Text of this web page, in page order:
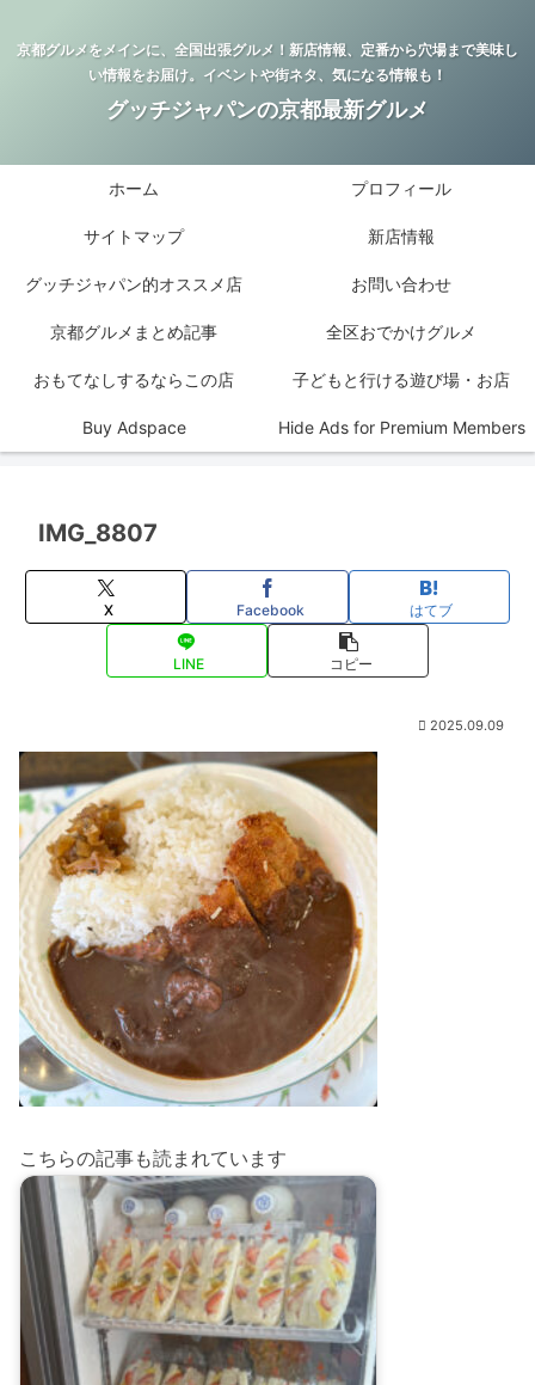
京都グルメをメインに、全国出張グルメ！新店情報、定番から穴場まで美味し
い情報をお届け。イベントや街ネタ、気になる情報も！
グッチジャパンの京都最新グルメ
ホーム プロフィール
サイトマップ 新店情報
グッチジャパン的オススメ店 お問い合わせ
京都グルメまとめ記事 全区おでかけグルメ
おもてなしするならこの店 子どもと行ける遊び場・お店
Buy Adspace Hide Ads for Premium Members
IMG_8807
X Facebook はてブ
LINE コピー
2025.09.09
こちらの記事も読まれています